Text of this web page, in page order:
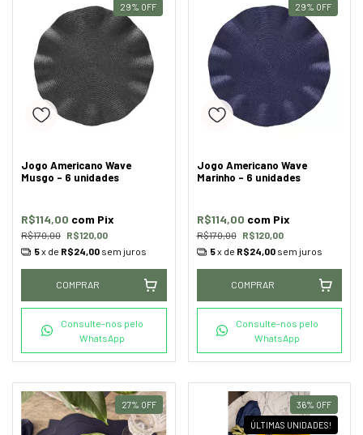
29% OFF
Jogo Americano Wave
Musgo - 6 unidades
R$170,00 R$120,00
R$114,00 com Pix
5x de R$24,00 sem juros
COMPRAR
Consulte-nos pelo
WhatsApp
29% OFF
Jogo Americano Wave
Marinho - 6 unidades
R$170,00 R$120,00
R$114,00 com Pix
5x de R$24,00 sem juros
COMPRAR
Consulte-nos pelo
WhatsApp
27% OFF 36% OFF
ÚLTIMAS UNIDADES!